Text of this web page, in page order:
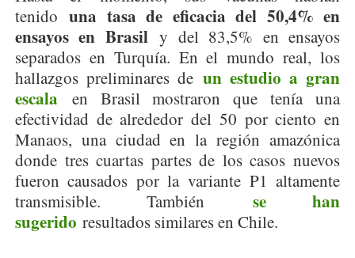
tenidouna tasa de eficacia del 50,4% en
ensayos en Brasily del 83,5% en ensayos
separados en Turquía. En el mundo real, los
hallazgos preliminares de un estudio a gran
escala en Brasil mostraron que tenía una
efectividad de alrededor del 50 por ciento en
Manaos, una ciudad en la región amazónica
donde tres cuartas partes de los casos nuevos
fueron causados por la variante P1 altamente
transmisible. También se han
sugerido resultados similares en Chile.